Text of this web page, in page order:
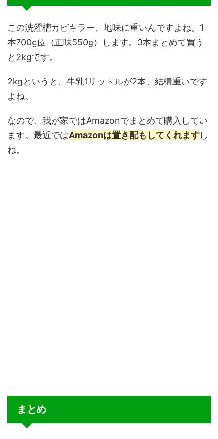
この洗濯槽カビキラー、地味に重いんですよね。1
本700g位（正味550g）します。3本まとめて買う
と2kgです。
2kgというと、牛乳1リットルが2本。結構重いです
よね。
なので、我が家ではAmazonでまとめて購入してい
ます。最近ではAmazonは置き配もしてくれますし
ね。
まとめ